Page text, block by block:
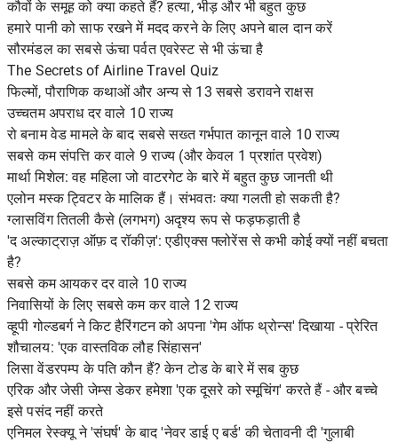
कौवों के समूह को क्या कहते हैं? हत्या, भीड़ और भी बहुत कुछ
हमारे पानी को साफ रखने में मदद करने के लिए अपने बाल दान करें
सौरमंडल का सबसे ऊंचा पर्वत एवरेस्ट से भी ऊंचा है
The Secrets of Airline Travel Quiz
फिल्मों, पौराणिक कथाओं और अन्य से 13 सबसे डरावने राक्षस
उच्चतम अपराध दर वाले 10 राज्य
रो बनाम वेड मामले के बाद सबसे सख्त गर्भपात कानून वाले 10 राज्य
सबसे कम संपत्ति कर वाले 9 राज्य (और केवल 1 प्रशांत प्रवेश)
मार्था मिशेल: वह महिला जो वाटरगेट के बारे में बहुत कुछ जानती थी
एलोन मस्क ट्विटर के मालिक हैं। संभवतः क्या गलती हो सकती है?
ग्लासविंग तितली कैसे (लगभग) अदृश्य रूप से फड़फड़ाती है
'द अल्काट्राज़ ऑफ़ द रॉकीज़': एडीएक्स फ्लोरेंस से कभी कोई क्यों नहीं बचता
है?
सबसे कम आयकर दर वाले 10 राज्य
निवासियों के लिए सबसे कम कर वाले 12 राज्य
व्हूपी गोल्डबर्ग ने किट हैरिंगटन को अपना 'गेम ऑफ थ्रोन्स' दिखाया - प्रेरित
शौचालय: 'एक वास्तविक लौह सिंहासन'
लिसा वेंडरपम्प के पति कौन हैं? केन टोड के बारे में सब कुछ
एरिक और जेसी जेम्स डेकर हमेशा 'एक दूसरे को स्मूचिंग' करते हैं - और बच्चे
इसे पसंद नहीं करते
एनिमल रेस्क्यू ने 'संघर्ष' के बाद 'नेवर डाई ए बर्ड' की चेतावनी दी 'गुलाबी